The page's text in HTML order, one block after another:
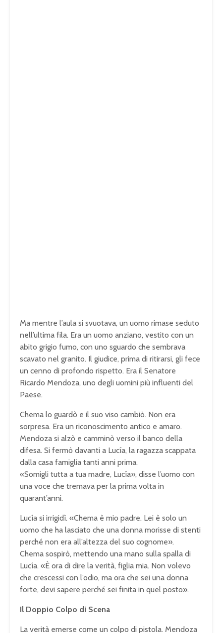
Ma mentre l’aula si svuotava, un uomo rimase seduto
nell’ultima fila. Era un uomo anziano, vestito con un
abito grigio fumo, con uno sguardo che sembrava
scavato nel granito. Il giudice, prima di ritirarsi, gli fece
un cenno di profondo rispetto. Era il Senatore
Ricardo Mendoza, uno degli uomini più influenti del
Paese.
Chema lo guardò e il suo viso cambiò. Non era
sorpresa. Era un riconoscimento antico e amaro.
Mendoza si alzò e camminò verso il banco della
difesa. Si fermò davanti a Lucía, la ragazza scappata
dalla casa famiglia tanti anni prima.
«Somigli tutta a tua madre, Lucía», disse l’uomo con
una voce che tremava per la prima volta in
quarant’anni.
Lucía si irrigidì. «Chema è mio padre. Lei è solo un
uomo che ha lasciato che una donna morisse di stenti
perché non era all’altezza del suo cognome».
Chema sospirò, mettendo una mano sulla spalla di
Lucía. «È ora di dire la verità, figlia mia. Non volevo
che crescessi con l’odio, ma ora che sei una donna
forte, devi sapere perché sei finita in quel posto».
Il Doppio Colpo di Scena
La verità emerse come un colpo di pistola. Mendoza